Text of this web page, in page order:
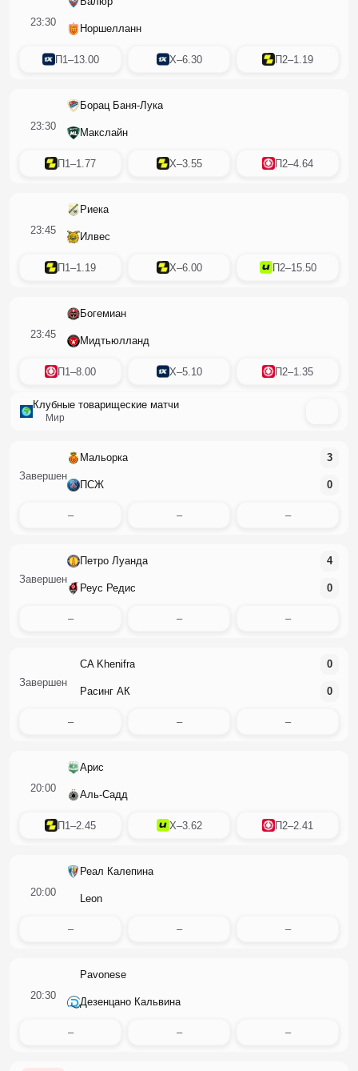
23:30
Норшелланн
П1–13.00 X–6.30 П2–1.19
23:30
Борац Баня-Лука
Макслайн
П1–1.77 X–3.55 П2–4.64
23:45
Риека
Илвес
П1–1.19 X–6.00 П2–15.50
23:45
Богемиан
Мидтьюлланд
П1–8.00 X–5.10 П2–1.35
Клубные товарищеские матчи
Мир
Завершен
Мальорка 3
ПСЖ 0
– – –
Завершен
Петро Луанда 4
Реус Редис 0
– – –
Завершен
CA Khenifra 0
Расинг АК 0
– – –
20:00
Арис
Аль-Садд
П1–2.45 X–3.62 П2–2.41
20:00
Реал Калепина
Leon
– – –
20:30
Pavonese
Дезенцано Кальвина
– – –